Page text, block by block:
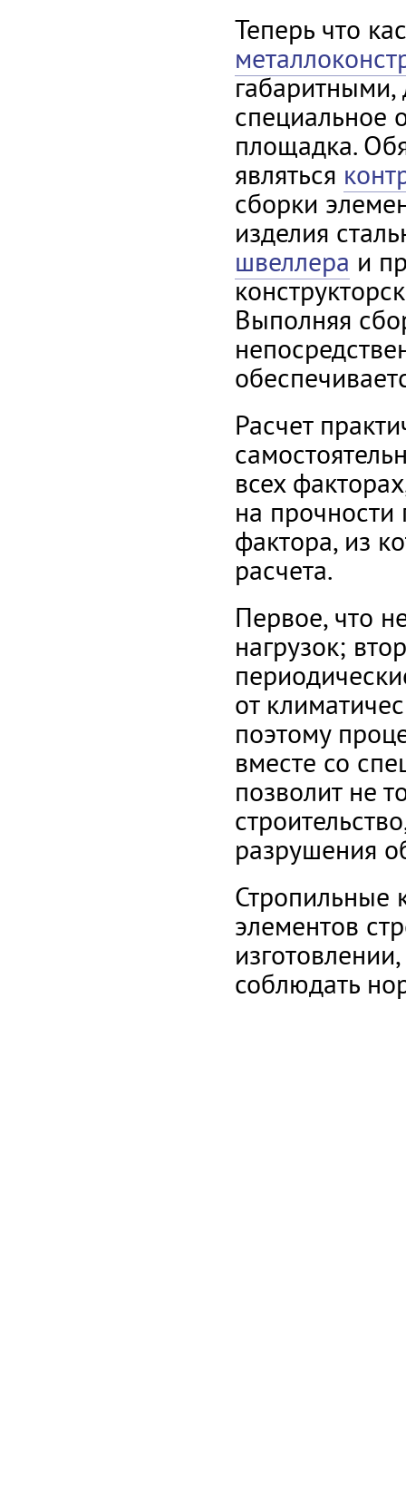
Теперь что
габаритными,
специальное
площадка.
являться
сборки
изделия
швеллера и
Выполняя
Расчет
всех
на прочности
фактора, из
расчета.
Первое, что
нагрузок;
от
поэтому
вместе со
позволит не
разрушения
Стропильные
элементов
соблюдать